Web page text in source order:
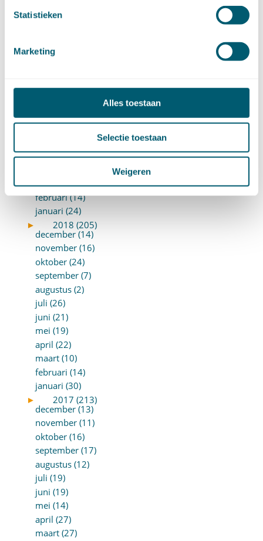
Statistieken
Marketing
Alles toestaan
Selectie toestaan
Weigeren
maart (15)
februari (12)
►
2019 (147)
december (8)
oktober (13)
mei (14)
maart (10)
februari (14)
januari (24)
►
2018 (205)
december (14)
november (16)
oktober (24)
september (7)
augustus (2)
juli (26)
juni (21)
mei (19)
april (22)
maart (10)
februari (14)
januari (30)
►
2017 (213)
december (13)
november (11)
oktober (16)
september (17)
augustus (12)
juli (19)
juni (19)
mei (14)
april (27)
maart (27)